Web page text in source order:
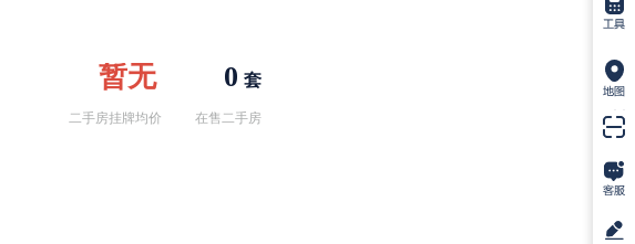
暂无
二手房挂牌均价
0 套
在售二手房